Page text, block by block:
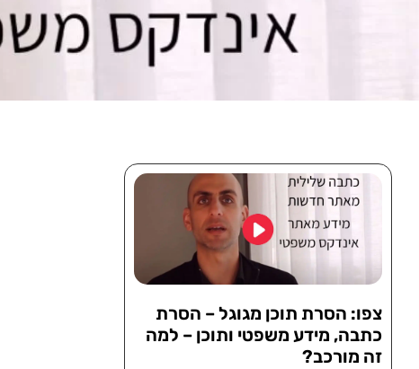
צפו: הסרת תוכן מגוגל – הסרת
כתבה, מידע משפטי ותוכן – למה
זה מורכב?